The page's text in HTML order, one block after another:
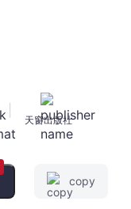
天窗出版社
copy